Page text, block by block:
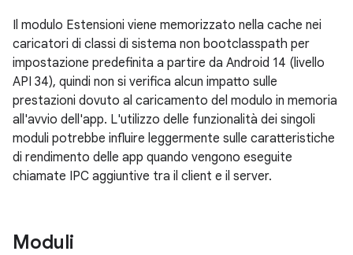
Il modulo Estensioni viene memorizzato nella cache nei
caricatori di classi di sistema non bootclasspath per
impostazione predefinita a partire da Android 14 (livello
API 34), quindi non si verifica alcun impatto sulle
prestazioni dovuto al caricamento del modulo in memoria
all'avvio dell'app. L'utilizzo delle funzionalità dei singoli
moduli potrebbe influire leggermente sulle caratteristiche
di rendimento delle app quando vengono eseguite
chiamate IPC aggiuntive tra il client e il server.
Moduli